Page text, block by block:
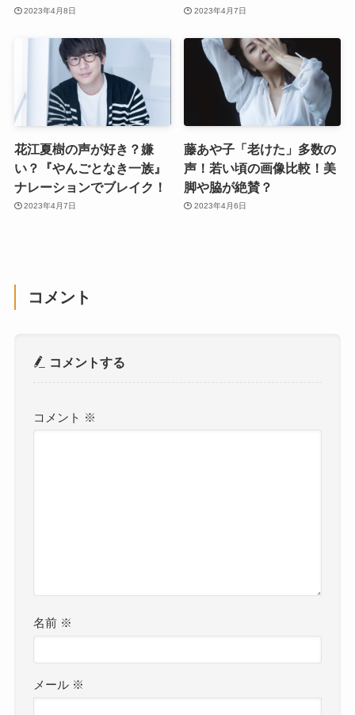
2023年4月8日 2023年4月7日
花江夏樹の声が好き？嫌
い？『やんごとなき一族』
ナレーションでブレイク！
2023年4月7日
藤あや子「老けた」多数の
声！若い頃の画像比較！美
脚や脇が絶賛？
2023年4月6日
コメント
コメントする
コメント ※
名前 ※
メール ※